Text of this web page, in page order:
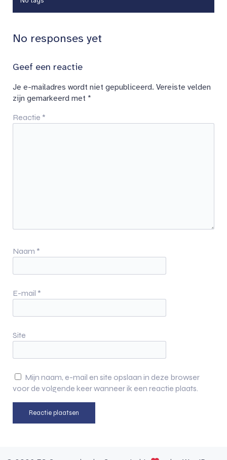
No responses yet
Geef een reactie
Je e-mailadres wordt niet gepubliceerd. Vereiste velden
zijn gemarkeerd met *
Reactie *
Naam *
E-mail *
Site
Mijn naam, e-mail en site opslaan in deze browser
voor de volgende keer wanneer ik een reactie plaats.